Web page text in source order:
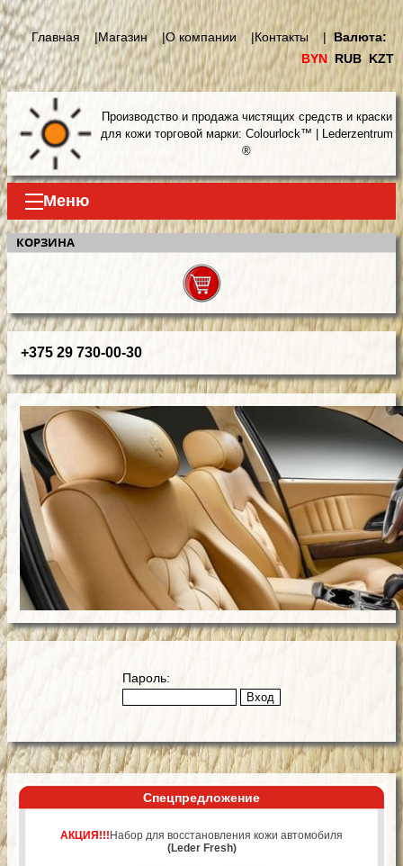
Главная |Магазин |О компании |Контакты | Валюта:
BYN RUB KZT
Производство и продажа чистящих средств и краски
для кожи торговой марки: Colourlock™ | Lederzentrum
®
Меню
КОРЗИНА
+375 29 730-00-30
Пароль:
Спецпредложение
АКЦИЯ!!! Набор для восстановления кожи автомобиля
(Leder Fresh)